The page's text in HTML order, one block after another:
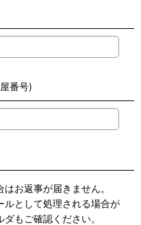
番号)
お返事が届きません。
ルとして処理される場合が
もご確認ください。